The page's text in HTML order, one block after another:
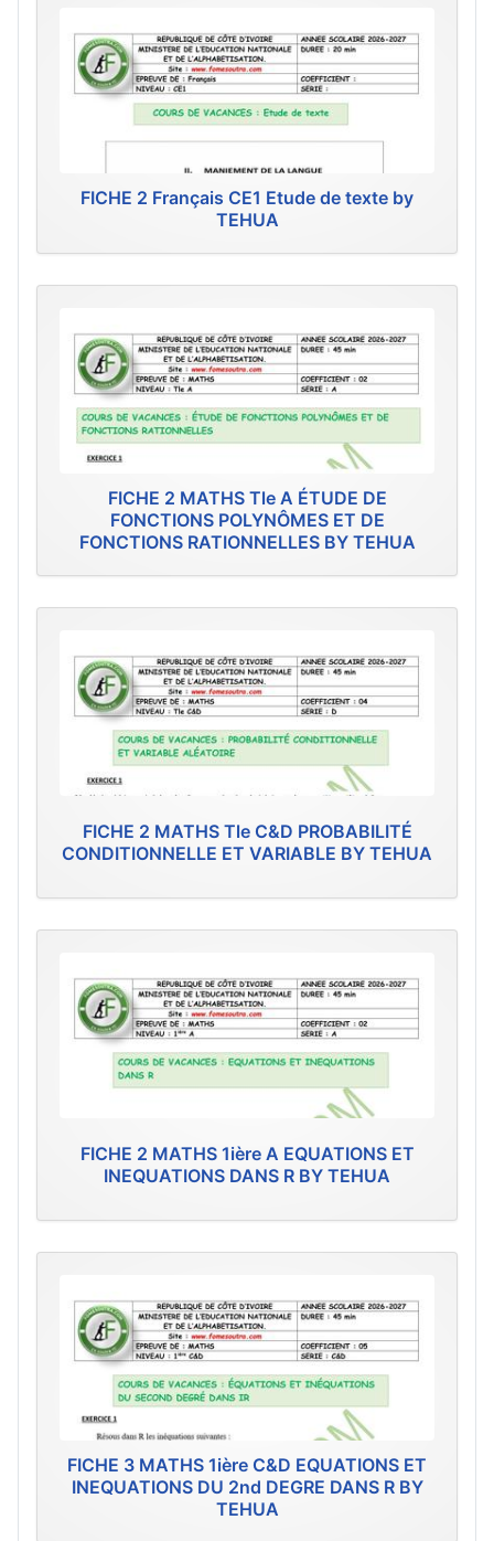
FICHE 2 Français CE1 Etude de texte by
TEHUA
FICHE 2 MATHS Tle A ÉTUDE DE
FONCTIONS POLYNÔMES ET DE
FONCTIONS RATIONNELLES BY TEHUA
FICHE 2 MATHS Tle C&D PROBABILITÉ
CONDITIONNELLE ET VARIABLE BY TEHUA
FICHE 2 MATHS 1ière A EQUATIONS ET
INEQUATIONS DANS R BY TEHUA
FICHE 3 MATHS 1ière C&D EQUATIONS ET
INEQUATIONS DU 2nd DEGRE DANS R BY
TEHUA